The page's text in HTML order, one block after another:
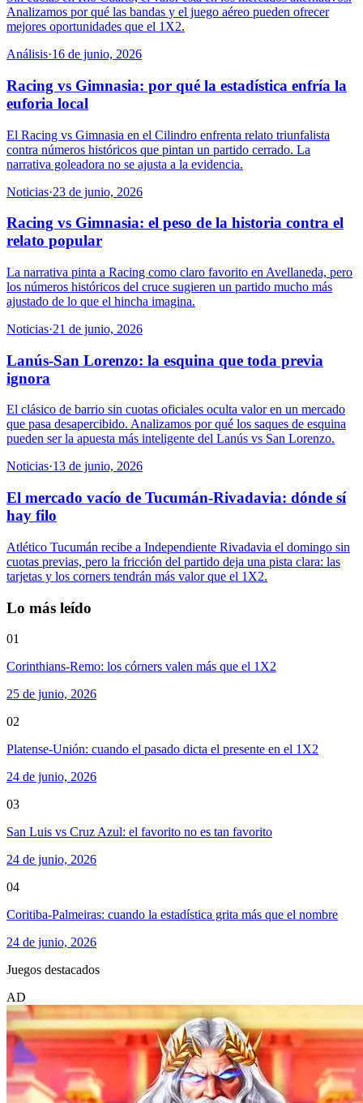
Analizamos por qué las bandas y el juego aéreo pueden ofrecer
mejores oportunidades que el 1X2.
Análisis·16 de junio, 2026
Racing vs Gimnasia: por qué la estadística enfría la
euforia local
El Racing vs Gimnasia en el Cilindro enfrenta relato triunfalista
contra números históricos que pintan un partido cerrado. La
narrativa goleadora no se ajusta a la evidencia.
Noticias·23 de junio, 2026
Racing vs Gimnasia: el peso de la historia contra el
relato popular
La narrativa pinta a Racing como claro favorito en Avellaneda, pero
los números históricos del cruce sugieren un partido mucho más
ajustado de lo que el hincha imagina.
Noticias·21 de junio, 2026
Lanús-San Lorenzo: la esquina que toda previa
ignora
El clásico de barrio sin cuotas oficiales oculta valor en un mercado
que pasa desapercibido. Analizamos por qué los saques de esquina
pueden ser la apuesta más inteligente del Lanús vs San Lorenzo.
Noticias·13 de junio, 2026
El mercado vacío de Tucumán-Rivadavia: dónde sí
hay filo
Atlético Tucumán recibe a Independiente Rivadavia el domingo sin
cuotas previas, pero la fricción del partido deja una pista clara: las
tarjetas y los corners tendrán más valor que el 1X2.
Lo más leído
01
Corinthians-Remo: los córners valen más que el 1X2
25 de junio, 2026
02
Platense-Unión: cuando el pasado dicta el presente en el 1X2
24 de junio, 2026
03
San Luis vs Cruz Azul: el favorito no es tan favorito
24 de junio, 2026
04
Coritiba-Palmeiras: cuando la estadística grita más que el nombre
24 de junio, 2026
Juegos destacados
AD